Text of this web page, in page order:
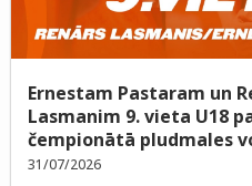
Ernestam Pastaram un
Lasmanim 9. vieta U18
čempionātā pludmales
31/07/2026